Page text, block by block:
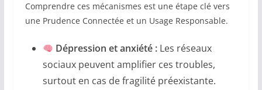
Comprendre ces mécanismes est une étape clé vers
une Prudence Connectée et un Usage Responsable.
Dépression et anxiété :Les réseaux
sociaux peuvent amplifier ces troubles,
surtout en cas de fragilité préexistante.